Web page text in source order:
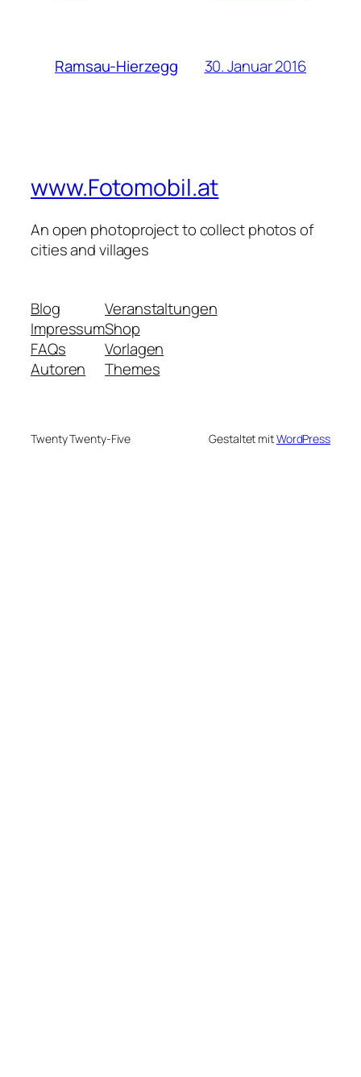
Ramsau-Hierzegg 30. Januar 2016
www.Fotomobil.at
An open photoproject to collect photos of
cities and villages
Blog
Impressum
FAQs
Autoren
Veranstaltungen
Shop
Vorlagen
Themes
Twenty Twenty-Five Gestaltet mitWordPress